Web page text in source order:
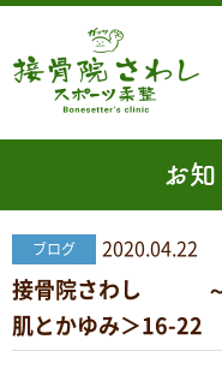
お
ブログ 2020.04.22
接骨院さわし ～
肌とかゆみ＞16-22